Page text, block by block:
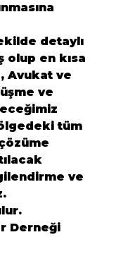
detaylı
olup en kısa
Avukat ve
ve
tüm
ve
Derneği